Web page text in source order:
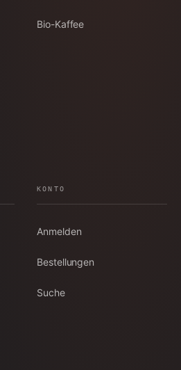
Bio-Kaffee
KONTO
Anmelden
Bestellungen
Suche